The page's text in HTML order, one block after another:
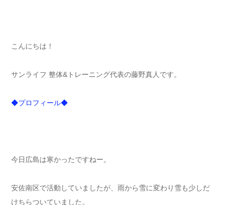
こんにちは！
サンライフ 整体&トレーニング代表の藤野真人です。
◆プロフィール◆
今日広島は寒かったですねー。
安佐南区で活動していましたが、雨から雪に変わり雪も少しだ
けちらついていました。